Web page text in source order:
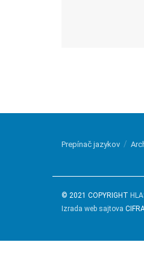
Prepínač jazykov
© 2021 COPYRIGHT
Izrada web sajtova